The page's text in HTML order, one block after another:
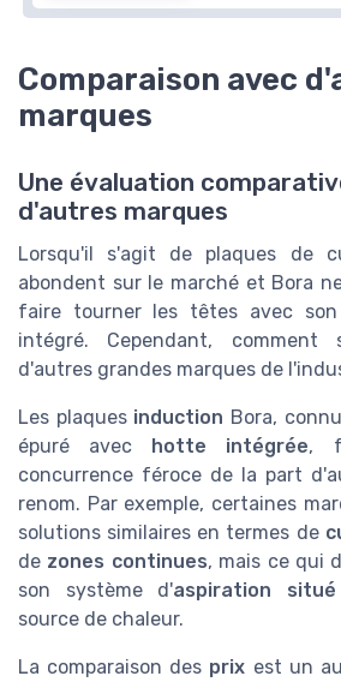
Comparaison avec
marques
Une évaluation
d'autres marques
Lorsqu'il s'agit de plaques de
abondent sur le marché et Bora
faire tourner les têtes avec
intégré. Cependant,
d'autres grandes marques de
Les plaques induction Bora,
épuré avec hotte intégrée,
concurrence féroce de la part
renom. Par exemple, certaines
solutions similaires en termes de
de zones continues, mais ce qui
son système d'aspiration situé
source de chaleur.
La comparaison des prix est un